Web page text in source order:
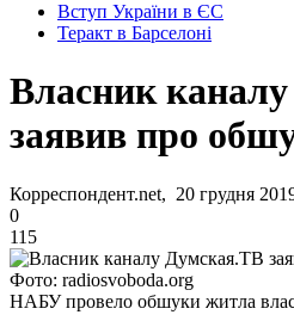
Вступ України в ЄС
Теракт в Барселоні
Власник
заявив про
Корреспондент.net, 20 грудня
0
115
Фото: radiosvoboda.org
НАБУ провело обшуки житла